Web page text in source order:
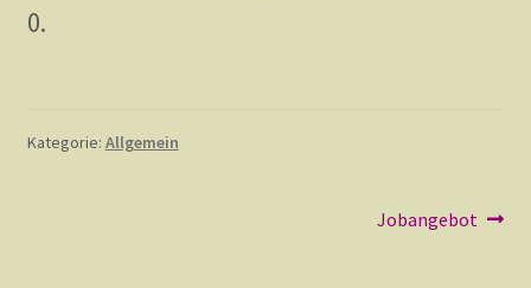
0.
Kategorie: Allgemein
Nächster
Jobangebot